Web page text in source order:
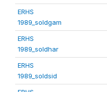
ERHS
1989_soldgam
ERHS
1989_soldhar
ERHS
1989_soldsid